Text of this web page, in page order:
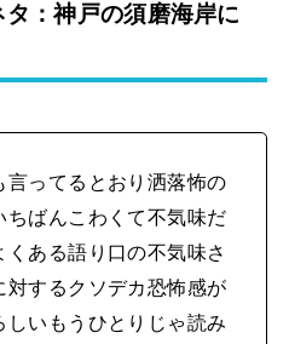
：神戸の須磨海岸に
ってるとおり洒落怖の
ばんこわくて不気味だ
ある語り口の不気味さ
対するクソデカ恐怖感が
いもうひとりじゃ読み